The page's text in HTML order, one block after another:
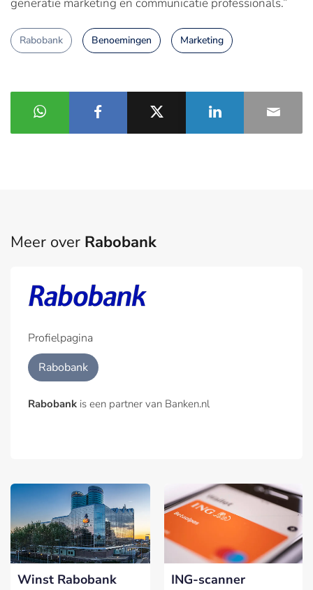
Rabobank Benoemingen Marketing
Meer over Rabobank
Profielpagina
Rabobank
Rabobank is een partner van Banken.nl
Winst Rabobank
ING-scanner